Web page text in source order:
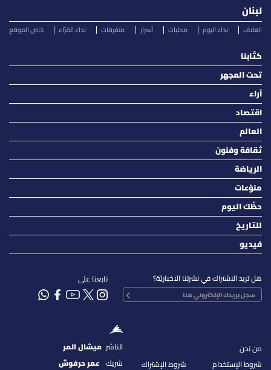
لبنان
الغلاف نداء اليوم محليات أسرار متفرقات نداء القرّاء خاص الموقع
كتّابنا
تحت المجهر
آراء
اقتصاد
العالم
ثقافة وفنون
الرياضة
منوّعات
حظّك اليوم
للتاريخ
فيديو
هل تريد الاشتراك في نشرتنا الاخباريّة؟ تابعنا على
من نحن
شروط الإستخدام
شروط الإشتراك
الناشر ميشال المر
شريك عمر حرفوش